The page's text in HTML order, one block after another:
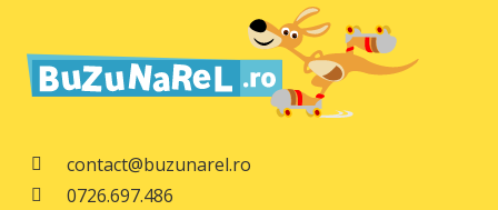
fost:
49,00 lei.
39,00 lei.
contact@buzunarel.ro
0726.697.486